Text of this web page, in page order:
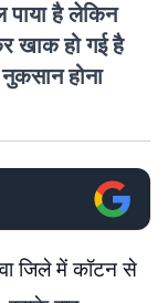
है लेकिन
खाक हो गई है
होना
जिले में कॉटन से